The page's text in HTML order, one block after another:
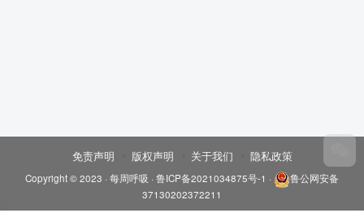
免责声明 版权声明 关于我们 隐私政策
Copyright © 2023 · 每周呼吸 · 鲁ICP备2021034875号-1 ·
鲁公网安备
37130202372211